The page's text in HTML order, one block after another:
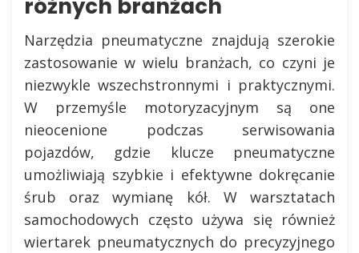
różnych branżach
Narzędzia pneumatyczne znajdują szerokie
zastosowanie w wielu branżach, co czyni je
niezwykle wszechstronnymi i praktycznymi.
W przemyśle motoryzacyjnym są one
nieocenione podczas serwisowania
pojazdów, gdzie klucze pneumatyczne
umożliwiają szybkie i efektywne dokręcanie
śrub oraz wymianę kół. W warsztatach
samochodowych często używa się również
wiertarek pneumatycznych do precyzyjnego